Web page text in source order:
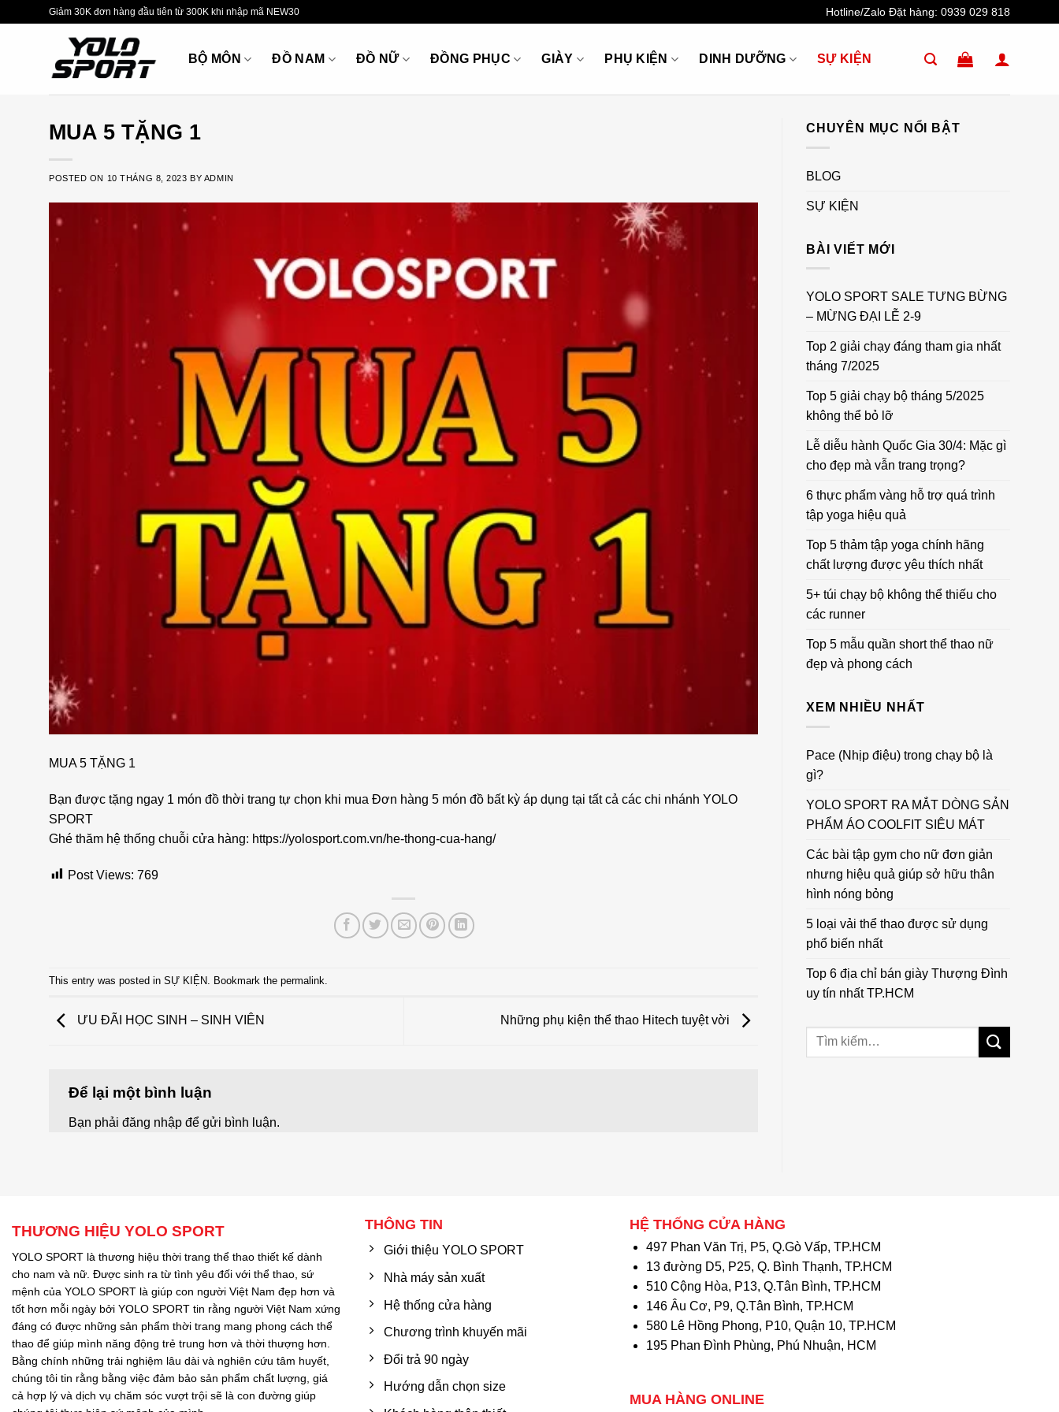
Giảm 30K đơn hàng đầu tiên từ 300K khi nhập mã NEW30 Hotline/Zalo Đặt hàng: 0939 029 818
BỘ MÔN ĐỒ NAM ĐỒ NỮ ĐỒNG PHỤC GIÀY PHỤ KIỆN DINH DƯỠNG SỰ KIỆN
MUA 5 TẶNG 1
POSTED ON 10 THÁNG 8, 2023 BY ADMIN
MUA 5 TẶNG 1
Bạn được tặng ngay 1 món đồ thời trang tự chọn khi mua Đơn hàng 5 món đồ bất kỳ áp dụng tại tất cả các chi nhánh YOLO
SPORT
Ghé thăm hệ thống chuỗi cửa hàng: https://yolosport.com.vn/he-thong-cua-hang/
Post Views: 769
This entry was posted in SỰ KIỆN. Bookmark the permalink.
ƯU ĐÃI HỌC SINH – SINH VIÊN Những phụ kiện thể thao Hitech tuyệt vời
Để lại một bình luận
Bạn phải đăng nhập để gửi bình luận.
CHUYÊN MỤC NỔI BẬT
BLOG
SỰ KIỆN
BÀI VIẾT MỚI
YOLO SPORT SALE TƯNG BỪNG
– MỪNG ĐẠI LỄ 2-9
Top 2 giải chạy đáng tham gia nhất
tháng 7/2025
Top 5 giải chạy bộ tháng 5/2025
không thể bỏ lỡ
Lễ diễu hành Quốc Gia 30/4: Mặc gì
cho đẹp mà vẫn trang trọng?
6 thực phẩm vàng hỗ trợ quá trình
tập yoga hiệu quả
Top 5 thảm tập yoga chính hãng
chất lượng được yêu thích nhất
5+ túi chạy bộ không thể thiếu cho
các runner
Top 5 mẫu quần short thể thao nữ
đẹp và phong cách
XEM NHIỀU NHẤT
Pace (Nhịp điệu) trong chạy bộ là
gì?
YOLO SPORT RA MẮT DÒNG SẢN
PHẨM ÁO COOLFIT SIÊU MÁT
Các bài tập gym cho nữ đơn giản
nhưng hiệu quả giúp sở hữu thân
hình nóng bỏng
5 loại vải thể thao được sử dụng
phổ biến nhất
Top 6 địa chỉ bán giày Thượng Đình
uy tín nhất TP.HCM
THƯƠNG HIỆU YOLO SPORT
YOLO SPORT là thương hiệu thời trang thể thao thiết kế dành
cho nam và nữ. Được sinh ra từ tình yêu đối với thể thao, sứ
mệnh của YOLO SPORT là giúp con người Việt Nam đẹp hơn và
tốt hơn mỗi ngày bởi YOLO SPORT tin rằng người Việt Nam xứng
đáng có được những sản phẩm thời trang mang phong cách thể
thao để giúp mình năng động trẻ trung hơn và thời thượng hơn.
Bằng chính những trải nghiệm lâu dài và nghiên cứu tâm huyết,
chúng tôi tin rằng bằng việc đảm bảo sản phẩm chất lượng, giá
cả hợp lý và dịch vụ chăm sóc vượt trội sẽ là con đường giúp
THÔNG TIN
Giới thiệu YOLO SPORT
Nhà máy sản xuất
Hệ thống cửa hàng
Chương trình khuyến mãi
Đổi trả 90 ngày
Hướng dẫn chọn size
HỆ THỐNG CỬA HÀNG
497 Phan Văn Trị, P5, Q.Gò Vấp, TP.HCM
13 đường D5, P25, Q. Bình Thạnh, TP.HCM
510 Cộng Hòa, P13, Q.Tân Bình, TP.HCM
146 Âu Cơ, P9, Q.Tân Bình, TP.HCM
580 Lê Hồng Phong, P10, Quận 10, TP.HCM
195 Phan Đình Phùng, Phú Nhuận, HCM
MUA HÀNG ONLINE